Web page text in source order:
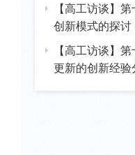
【高工访谈】
创新模式的探讨
【高工访谈】
更新的创新经验